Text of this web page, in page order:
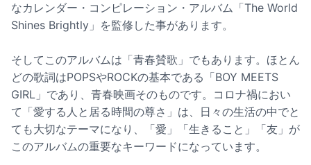
なカレンダー・コンピレーション・アルバム「The World
Shines Brightly」を監修した事があります。
そしてこのアルバムは「青春賛歌」でもあります。ほとん
どの歌詞はPOPSやROCKの基本である「BOY MEETS
GIRL」であり、青春映画そのものです。コロナ禍におい
て「愛する人と居る時間の尊さ」は、日々の生活の中でと
ても大切なテーマになり、「愛」「生きること」「友」が
このアルバムの重要なキーワードになっています。